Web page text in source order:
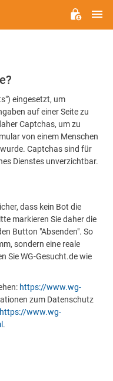
eingesetzt, um
auf einer Seite zu
Captchas, um zu
von einem Menschen
Captchas sind für
Dienstes unverzichtbar.
dass kein Bot die
markieren Sie daher die
Button "Absenden". So
sondern eine reale
Sie WG-Gesucht.de wie
https://www.wg-
zum Datenschutz
https://www.wg-
.